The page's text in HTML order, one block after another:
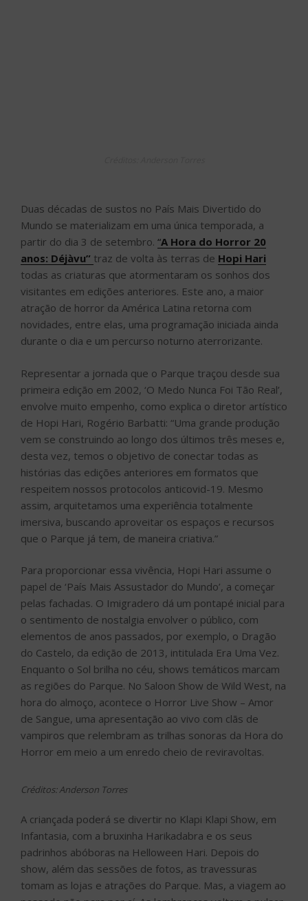
Duas décadas de sustos no País Mais Divertido do
Mundo se materializam em uma única temporada, a
partir do dia 3 de setembro. “A Hora do Horror 20
anos: Déjàvu” traz de volta às terras de Hopi Hari
todas as criaturas que atormentaram os sonhos dos
visitantes em edições anteriores. Este ano, a maior
atração de horror da América Latina retorna com
novidades, entre elas, uma programação iniciada ainda
durante o dia e um percurso noturno aterrorizante.
Representar a jornada que o Parque traçou desde sua
primeira edição em 2002, ‘O Medo Nunca Foi Tão Real’,
envolve muito empenho, como explica o diretor artístico
de Hopi Hari, Rogério Barbatti: “Uma grande produção
vem se construindo ao longo dos últimos três meses e,
desta vez, temos o objetivo de conectar todas as
histórias das edições anteriores em formatos que
respeitem nossos protocolos anticovid-19. Mesmo
assim, arquitetamos uma experiência totalmente
imersiva, buscando aproveitar os espaços e recursos
que o Parque já tem, de maneira criativa.”
Para proporcionar essa vivência, Hopi Hari assume o
papel de ‘País Mais Assustador do Mundo’, a começar
pelas fachadas. O Imigradero dá um pontapé inicial para
o sentimento de nostalgia envolver o público, com
elementos de anos passados, por exemplo, o Dragão
do Castelo, da edição de 2013, intitulada Era Uma Vez.
Enquanto o Sol brilha no céu, shows temáticos marcam
as regiões do Parque. No Saloon Show de Wild West, na
hora do almoço, acontece o Horror Live Show – Amor
de Sangue, uma apresentação ao vivo com clãs de
vampiros que relembram as trilhas sonoras da Hora do
Horror em meio a um enredo cheio de reviravoltas.
Créditos: Anderson Torres
A criançada poderá se divertir no Klapi Klapi Show, em
Infantasia, com a bruxinha Harikadabra e os seus
padrinhos abóboras na Helloween Hari. Depois do
show, além das sessões de fotos, as travessuras
tomam as lojas e atrações do Parque. Mas, a viagem ao